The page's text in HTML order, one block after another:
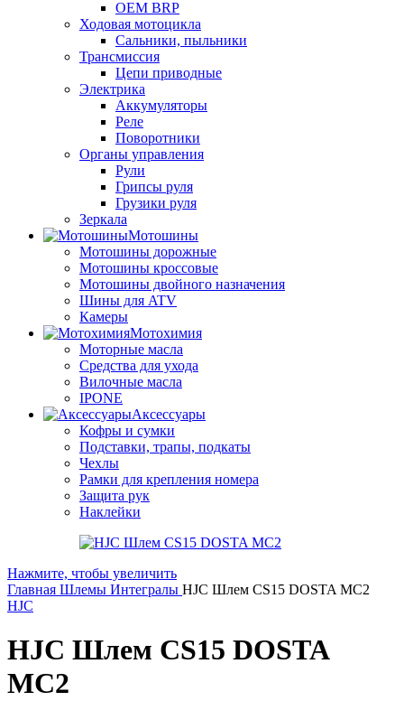
OEM BRP
Ходовая мотоцикла
Сальники, пыльники
Трансмиссия
Цепи приводные
Электрика
Аккумуляторы
Реле
Поворотники
Органы управления
Рули
Грипсы руля
Грузики руля
Зеркала
Мотошины
Мотошины дорожные
Мотошины кроссовые
Мотошины двойного назначения
Шины для ATV
Камеры
Мотохимия
Моторные масла
Средства для ухода
Вилочные масла
IPONE
Аксессуары
Кофры и сумки
Подставки, трапы, подкаты
Чехлы
Рамки для крепления номера
Защита рук
Наклейки
Нажмите, чтобы увеличить
Главная Шлемы Интегралы HJC Шлем CS15 DOSTA MC2
HJC
HJC Шлем CS15 DOSTA
MC2